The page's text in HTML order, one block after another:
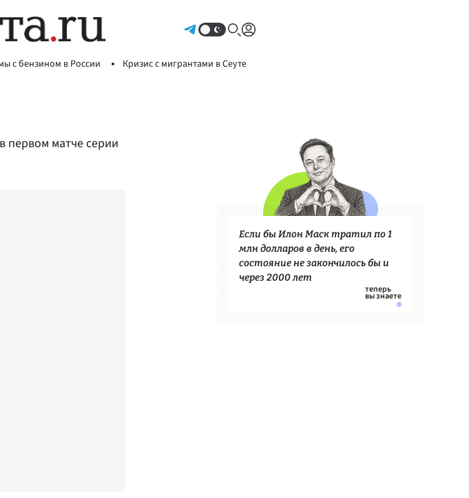
с бензином в России Кризис с мигрантами в Сеуте
первом матче серии
Если бы Илон Маск тратил по 1
млн долларов в день, его
состояние не закончилось бы и
через 2000 лет